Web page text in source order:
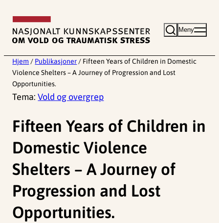
innhold
Meny
Hjem / Publikasjoner / Fifteen Years of Children in Domestic
Violence Shelters – A Journey of Progression and Lost
Opportunities.
Tema:Vold og overgrep
Fifteen Years of Children in
Domestic Violence
Shelters – A Journey of
Progression and Lost
Opportunities.